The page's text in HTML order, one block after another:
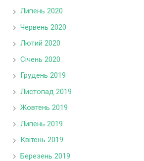
Липень 2020
Червень 2020
Лютий 2020
Січень 2020
Грудень 2019
Листопад 2019
Жовтень 2019
Липень 2019
Квітень 2019
Березень 2019